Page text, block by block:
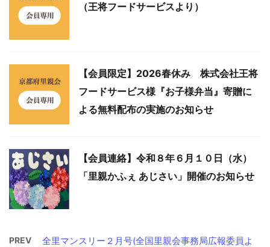
（王将フードサービスより）
【会員限定】2026春休み 株式会社王将
フードサービス様『お子様弁当』寄贈に
よる無料配布の実施のお知らせ
【会員連絡】令和８年６月１０日（水）
「里親かふぇ あじさい」開催のお知らせ
PREV 全里マンスリー２月号(全国里親会事務局広報委員よ